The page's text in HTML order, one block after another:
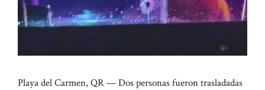
Playa del Carmen, QR — Dos personas fueron trasladadas